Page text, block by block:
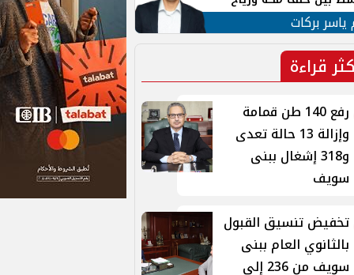
ياسر بركات
قراءة
رفع 140 طن قمامة
وإزالة 13 حالة تعدى
و318 إشغال ببنى
سويف
تخفيض تنسيق القبول
بالثانوي العام ببنى
سويف من 236 إلى